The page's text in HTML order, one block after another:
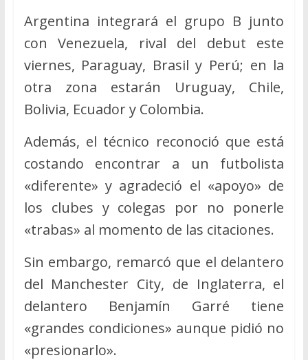
Argentina integrará el grupo B junto
con Venezuela, rival del debut este
viernes, Paraguay, Brasil y Perú; en la
otra zona estarán Uruguay, Chile,
Bolivia, Ecuador y Colombia.
Además, el técnico reconoció que está
costando encontrar a un futbolista
«diferente» y agradeció el «apoyo» de
los clubes y colegas por no ponerle
«trabas» al momento de las citaciones.
Sin embargo, remarcó que el delantero
del Manchester City, de Inglaterra, el
delantero Benjamín Garré tiene
«grandes condiciones» aunque pidió no
«presionarlo».